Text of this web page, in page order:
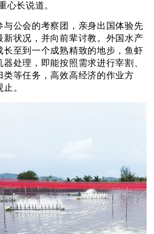
心长说道。
与公会的考察团，亲身出国体验先
新状况，并向前辈讨教。外国水产
长至到一个成熟精致的地步，鱼虾
处理，即能按照需求进行宰割、
类等任务，高效高经济的作业方
。